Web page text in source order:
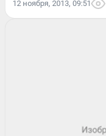
12 ноября, 2013, 09:51